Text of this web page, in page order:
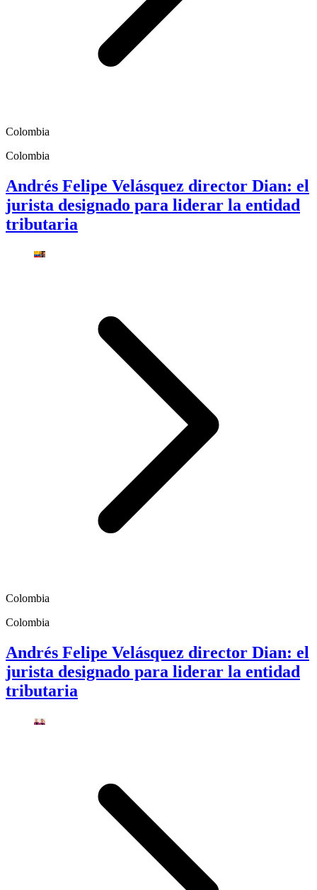
Colombia
Colombia
Andrés Felipe Velásquez director Dian: el
jurista designado para liderar la entidad
tributaria
Colombia
Colombia
Andrés Felipe Velásquez director Dian: el
jurista designado para liderar la entidad
tributaria